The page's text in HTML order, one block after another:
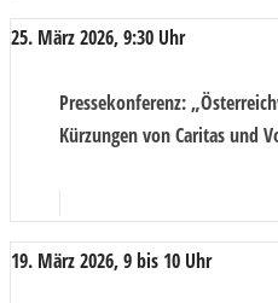
25. März 2026, 9:30 Uhr
Pressekonferenz:
Kürzungen von Caritas und
19. März 2026, 9 bis 10 Uhr